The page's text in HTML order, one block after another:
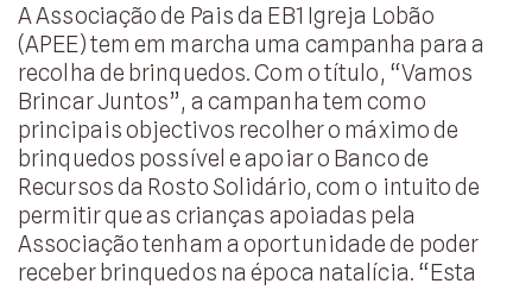
A Associação de Pais da EB1 Igreja Lobão
(APEE) tem em marcha uma campanha para a
recolha de brinquedos. Com o título, “Vamos
Brincar Juntos”, a campanha tem como
principais objectivos recolher o máximo de
brinquedos possível e apoiar o Banco de
Recursos da Rosto Solidário, com o intuito de
permitir que as crianças apoiadas pela
Associação tenham a oportunidade de poder
receber brinquedos na época natalícia. “Esta